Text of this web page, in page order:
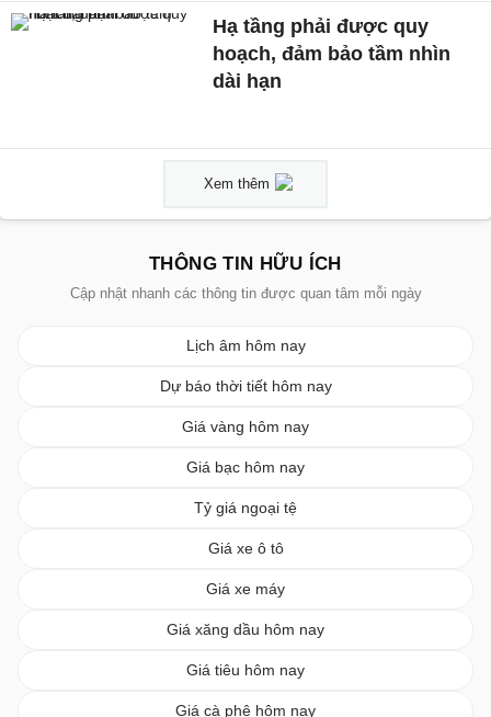
Hạ tầng phải được quy
hoạch, đảm bảo tầm nhìn
dài hạn
Xem thêm
THÔNG TIN HỮU ÍCH
Cập nhật nhanh các thông tin được quan tâm mỗi ngày
Lịch âm hôm nay
Dự báo thời tiết hôm nay
Giá vàng hôm nay
Giá bạc hôm nay
Tỷ giá ngoại tệ
Giá xe ô tô
Giá xe máy
Giá xăng dầu hôm nay
Giá tiêu hôm nay
Giá cà phê hôm nay